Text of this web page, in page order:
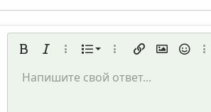
ЖирныйКурсивДополнительно...
Список Нумерованный
Маркированный
Дополнительно...
Вставить ссылку
Вставить
Смайлы
Размер шрифта
9
Цвет текста
Шрифт Arial
Зачёркнутый
Подчёркнутый
ВыравниваниеПо левому краю
Формат параграфа
Обычный
ЦитатаМедиаВставить таблицу
Вставить
Спойлер
Код
Повторить
Переключить режим работы
Удалить форматирование
ЧерновикиСохранить
Напишите свой ответ...